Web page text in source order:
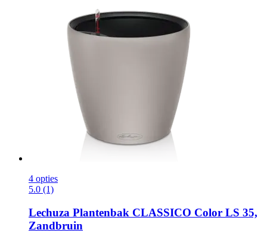
4 opties
5.0 (1)
Lechuza Plantenbak CLASSICO Color LS 35,
Zandbruin